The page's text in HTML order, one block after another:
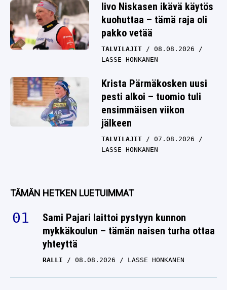
Iivo Niskasen ikävä käytös
kuohuttaa – tämä raja oli
pakko vetää
TALVILAJIT
08.08.2026
LASSE HONKANEN
Krista Pärmäkosken uusi
pesti alkoi – tuomio tuli
ensimmäisen viikon
jälkeen
TALVILAJIT
07.08.2026
LASSE HONKANEN
TÄMÄN HETKEN LUETUIMMAT
Sami Pajari laittoi pystyyn kunnon
mykkäkoulun – tämän naisen turha ottaa
yhteyttä
RALLI 08.08.2026 LASSE HONKANEN